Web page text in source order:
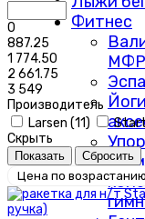
Фитнес
МФР
0
887.25
1 774.50
2 661.75
3 549
Производитель
Larsen (11)
Скрыть
Цена по возрастанию